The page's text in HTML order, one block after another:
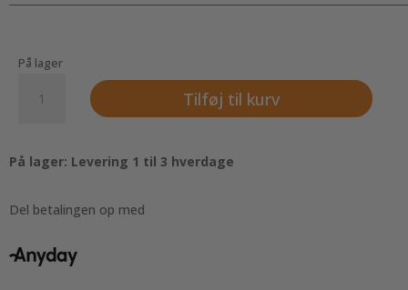
På lager
med
Vincent
antal
Tilføj til kurv
På lager: Levering 1 til 3 hverdage
Del betalingen op med